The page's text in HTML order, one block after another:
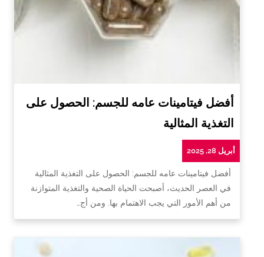
أفضل فيتامينات عامه للجسم: الحصول على
التغذية المثالية
أبريل 28, 2025
أفضل فيتامينات عامه للجسم: الحصول على التغذية المثالية
في العصر الحديث، أصبحت الحياة الصحية والتغذية المتوازنة
من أهم الأمور التي يجب الاهتمام بها. ومن أج…